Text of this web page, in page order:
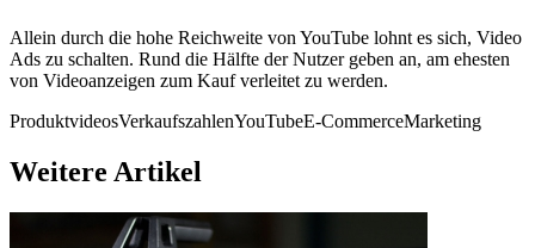
Allein durch die hohe Reichweite von YouTube lohnt es sich, Video
Ads zu schalten. Rund die Hälfte der Nutzer geben an, am ehesten
von Videoanzeigen zum Kauf verleitet zu werden.
ProduktvideosVerkaufszahlenYouTubeE-CommerceMarketing
Weitere Artikel